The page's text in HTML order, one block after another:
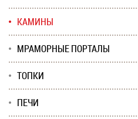
КАМИНЫ
МРАМОРНЫЕ ПОРТАЛЫ
ТОПКИ
ПЕЧИ